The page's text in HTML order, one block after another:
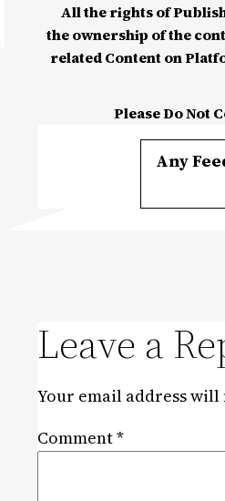
All the rights of
the ownership of the
related Content on
Please Do Not
Any
Leave a
Your email address
Comment*